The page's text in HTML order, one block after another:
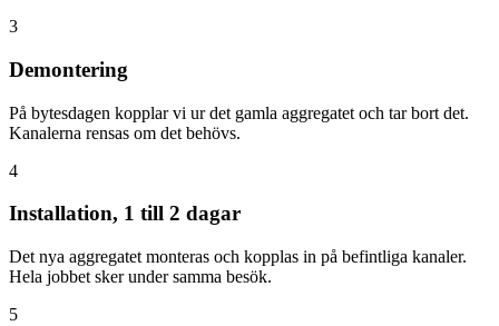
3
Demontering
På bytesdagen kopplar vi ur det gamla aggregatet och tar bort det.
Kanalerna rensas om det behövs.
4
Installation, 1 till 2 dagar
Det nya aggregatet monteras och kopplas in på befintliga kanaler.
Hela jobbet sker under samma besök.
5